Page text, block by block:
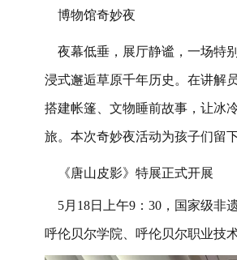
博物馆奇妙夜
夜幕低垂，展厅静谧，一场特
浸式邂逅草原千年历史。在讲解
搭建帐篷、文物睡前故事，让冰
旅。本次奇妙夜活动为孩子们留
《唐山皮影》特展正式开展
5月 18日上午9 ： 30 ，国家级非
呼伦贝尔学院、呼伦贝尔职业技